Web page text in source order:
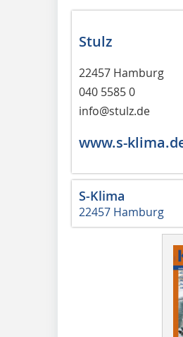
Stulz
22457 Hamburg
040 5585 0
info@stulz.de
www.s-
S-Klima
22457 Hamburg